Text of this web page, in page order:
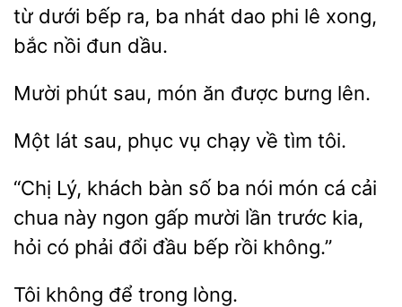
từ dưới bếp ra,
nhát dao phi
xong,
bắc nồi đun dầu.
phút sau, ăn được lên.
Một sau, chạy về tìm tôi.
“Chị Lý, khách bàn số ba nói món cá cải
chua này ngon gấp mười lần trước kia,
hỏi có phải đổi
không.”
để trong